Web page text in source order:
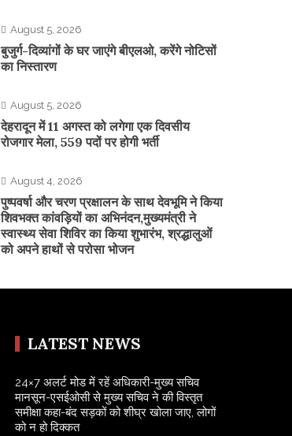
August 5, 2026
बुजुर्ग-दिव्यांगों के घर जाएंगे बीएलओ, करेंगे नोटिसों
का निस्तारण
August 5, 2026
​देहरादून में 11 अगस्त को लगेगा एक दिवसीय
रोजगार मेला, 559 पदों पर होगी भर्ती
August 4, 2026
पुष्पवर्षा और चरण प्रक्षालन के साथ देवभूमि ने किया
शिवभक्त कांवड़ियों का अभिनंदन,मुख्यमंत्री ने
स्वास्थ्य सेवा शिविर का किया शुभारंभ, श्रद्धालुओं
को अपने हाथों से परोसा भोजन
LATEST NEWS
24×7 अलर्ट मोड में रहें अधिकारी-मुख्य सचिव
मानसून-एसईओसी से मुख्य सचिव ने की विस्तृत
समीक्षा कहा-बंद सड़कों को शीघ्र खोला जाए, लोगों
को न हो दिक्कत